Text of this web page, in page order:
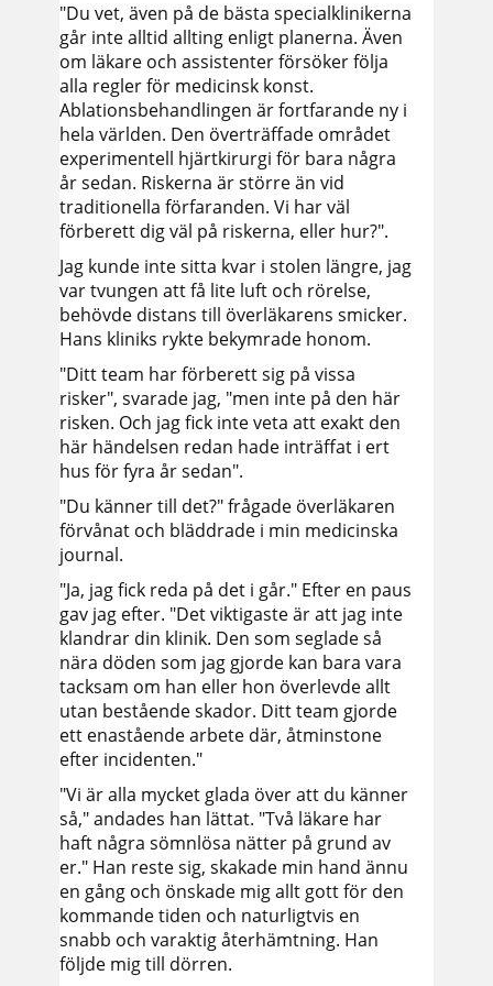
"Du vet, även på de bästa specialklinikerna
går inte alltid allting enligt planerna. Även
om läkare och assistenter försöker följa
alla regler för medicinsk konst.
Ablationsbehandlingen är fortfarande ny i
hela världen. Den överträffade området
experimentell hjärtkirurgi för bara några
år sedan. Riskerna är större än vid
traditionella förfaranden. Vi har väl
förberett dig väl på riskerna, eller hur?".
Jag kunde inte sitta kvar i stolen längre, jag
var tvungen att få lite luft och rörelse,
behövde distans till överläkarens smicker.
Hans kliniks rykte bekymrade honom.
"Ditt team har förberett sig på vissa
risker", svarade jag, "men inte på den här
risken. Och jag fick inte veta att exakt den
här händelsen redan hade inträffat i ert
hus för fyra år sedan".
"Du känner till det?" frågade överläkaren
förvånat och bläddrade i min medicinska
journal.
"Ja, jag fick reda på det i går." Efter en paus
gav jag efter. "Det viktigaste är att jag inte
klandrar din klinik. Den som seglade så
nära döden som jag gjorde kan bara vara
tacksam om han eller hon överlevde allt
utan bestående skador. Ditt team gjorde
ett enastående arbete där, åtminstone
efter incidenten."
"Vi är alla mycket glada över att du känner
så," andades han lättat. "Två läkare har
haft några sömnlösa nätter på grund av
er." Han reste sig, skakade min hand ännu
en gång och önskade mig allt gott för den
kommande tiden och naturligtvis en
snabb och varaktig återhämtning. Han
följde mig till dörren.